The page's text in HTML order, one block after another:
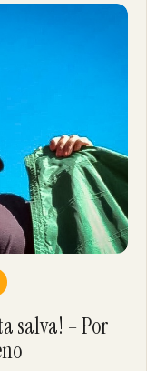
salva! – Por